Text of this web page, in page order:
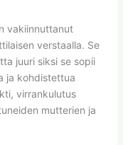
vakiinnuttanut
verstaalla. Se
juuri siksi se sopii
ja kohdistettua
virrankulutus
mutterien ja